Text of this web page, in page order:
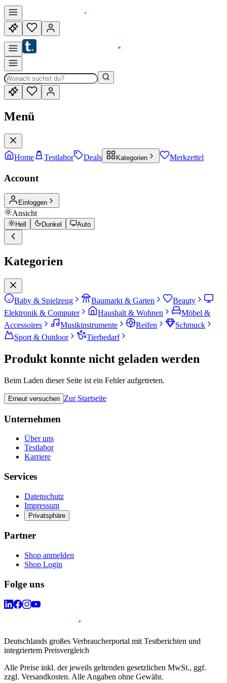
Menü
Home Testlabor Deals Kategorien Merkzettel
Account
Einloggen
Ansicht
Hell Dunkel Auto
Kategorien
Baby & Spielzeug Baumarkt & Garten
Beauty
Elektronik & Computer
Haushalt & Wohnen
Möbel &
Accessoires
Musikinstrumente Reifen
Schmuck
Sport & Outdoor
Tierbedarf
Produkt konnte nicht geladen werden
Beim Laden dieser Seite ist ein Fehler aufgetreten.
Erneut versuchen Zur Startseite
Unternehmen
Über uns
Testlabor
Karriere
Services
Datenschutz
Impressum
Privatsphäre
Partner
Shop anmelden
Shop Login
Folge uns
Deutschlands großes Verbraucherportal mit Testberichten und
integriertem Preisvergleich
Alle Preise inkl. der jeweils geltenden gesetzlichen MwSt., ggf.
zzgl. Versandkosten. Alle Angaben ohne Gewähr.